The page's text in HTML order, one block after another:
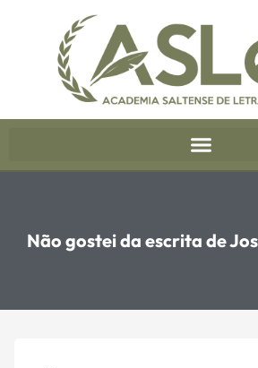
Não gostei da escrita de